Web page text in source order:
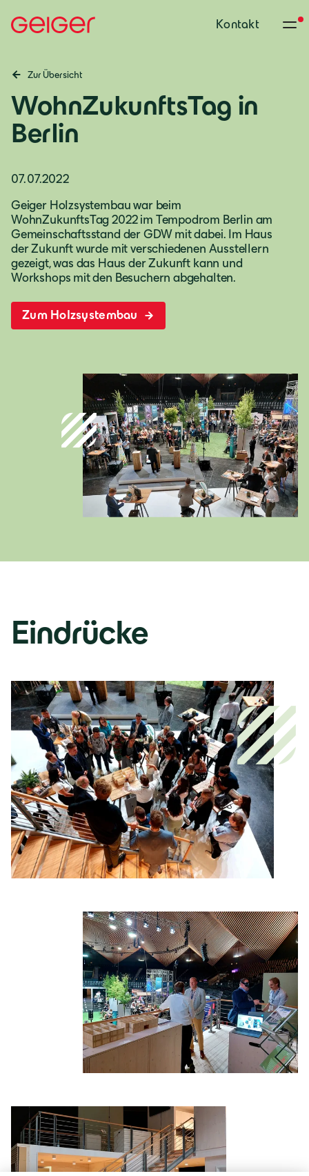
Kontakt
Zur Übersicht
WohnZukunftsTag in
Berlin
07.07.2022
Geiger Holzsystembau war beim
WohnZukunftsTag 2022 im Tempodrom Berlin am
Gemeinschaftsstand der GDW mit dabei. Im Haus
der Zukunft wurde mit verschiedenen Ausstellern
gezeigt, was das Haus der Zukunft kann und
Workshops mit den Besuchern abgehalten.
Zum Holzsystembau
Eindrücke
Deutschland
Deutsch
Italia
Italiano
România